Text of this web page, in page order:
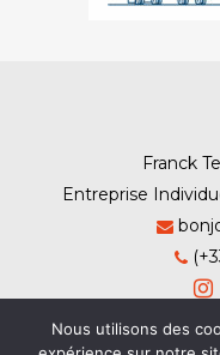
Franck
Entreprise
Nous utilisons des